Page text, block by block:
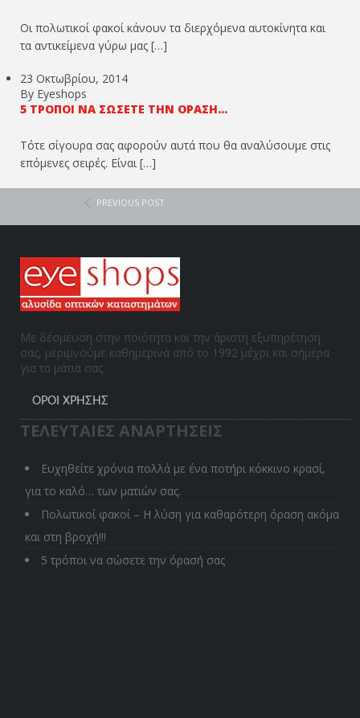
Οι πολωτικοί φακοί κάνουν τα διερχόμενα αυτοκίνητα και
τα αντικείμενα γύρω μας […]
23 Οκτωβρίου, 2014
By Eyeshops
5 ΤΡΌΠΟΙ ΝΑ ΣΏΣΕΤΕ ΤΗΝ ΌΡΑΣΉ...
Τότε σίγουρα σας αφορούν αυτά που θα αναλύσουμε στις
επόμενες σειρές. Είναι […]
PREVIOUS POST
Με δέσμευση στην ποιότητα και την άριστη εξυπηρέτηση
σας, μεριμνούμε καθημερινά από το 1992 μέχρι και σήμερα
για τα μάτια σας.
ΌΡΟΙ ΧΡΉΣΗΣ
ΤΕΛΕΥΤΑΙΕΣ ΑΝΑΡΤΗΣΕΙΣ
Ευχηθείτε χρόνια πολλά με ένα ποτήρι κόκκινο κρασί,
για το καλό… των ματιών σας.
Πολωτικοί φακοί – Η λύση για καθαρότερη όραση ακόμα
και στη βροχή!!!
5 τρόποι να σώσετε την όρασή σας